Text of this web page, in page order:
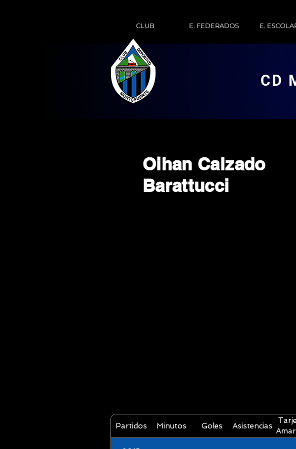
CLUB E. FEDERADOS E.
CD
Oihan Calzado
Barattucci
Partidos Minutos Goles Asistencias